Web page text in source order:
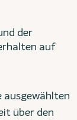
der
auf
ausgewählten
über den